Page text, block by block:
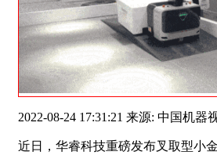
2022-08-24 17:31:21 来源: 中国机器
近日，华睿科技重磅发布叉取型小